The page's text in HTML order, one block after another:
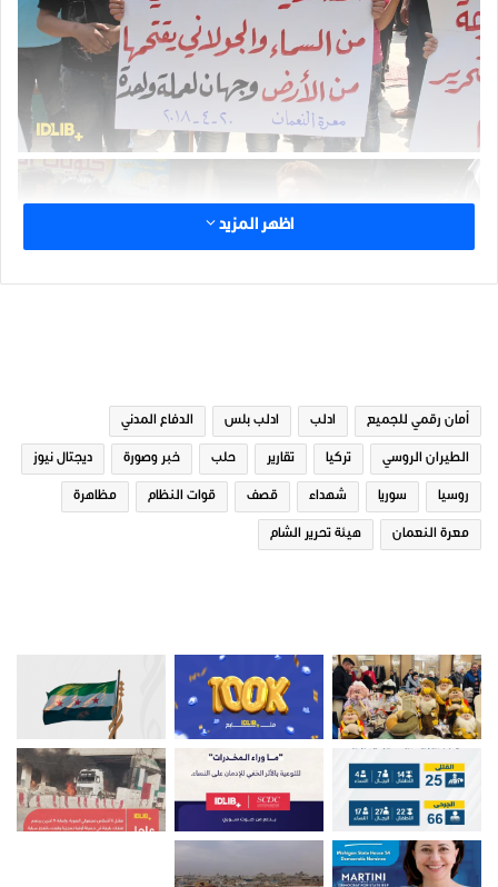
اظهر المزيد
أمان رقمي للجميع ادلب ادلب بلس الدفاع المدني
الطيران الروسي تركيا تقارير حلب خبر وصورة ديجتال نيوز
روسيا سوريا شهداء قصف قوات النظام مظاهرة
معرة النعمان هيئة تحرير الشام